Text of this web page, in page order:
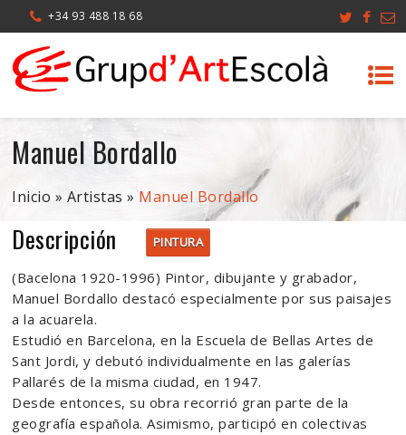
+34 93 488 18 68
Manuel Bordallo
Inicio » Artistas » Manuel Bordallo
Descripción PINTURA
(Bacelona 1920-1996) Pintor, dibujante y grabador,
Manuel Bordallo destacó especialmente por sus paisajes
a la acuarela.
Estudió en Barcelona, en la Escuela de Bellas Artes de
Sant Jordi, y debutó individualmente en las galerías
Pallarés de la misma ciudad, en 1947.
Desde entonces, su obra recorrió gran parte de la
geografía española. Asimismo, participó en colectivas